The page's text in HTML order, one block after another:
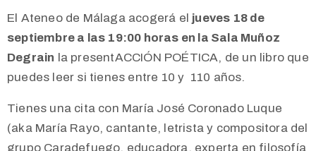
El Ateneo de Málaga acogerá el jueves 18 de
septiembre a las 19:00 horas en la Sala Muñoz
Degrain la presentACCIÓN POÉTICA, de un libro que
puedes leer si tienes entre 10 y 110 años.
Tienes una cita con María José Coronado Luque
(aka María Rayo, cantante, letrista y compositora del
grupo Caradefuego, educadora, experta en filosofía